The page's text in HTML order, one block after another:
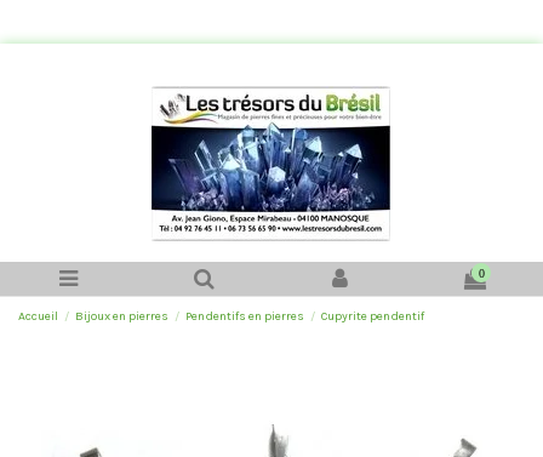
0
Accueil Bijoux en pierres Pendentifs en pierres Cupyrite pendentif